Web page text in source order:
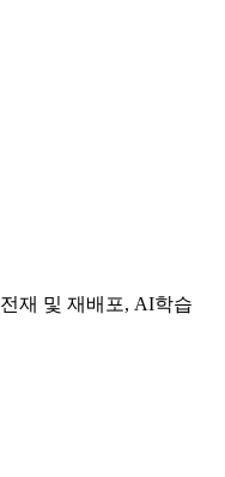
재 및 재배포, AI학습